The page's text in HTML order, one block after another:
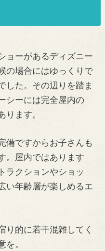
ョーがあるディズニー
の場合にはゆっくりで
した。その辺りを踏ま
シーには完全屋内の
ります。
備ですからお子さんも
。屋内ではあります
ラクションやショッ
い年齢層が楽しめるエ
り的に若干混雑してく
を。